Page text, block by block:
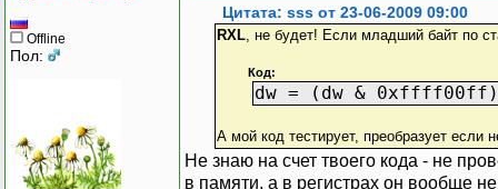
Offline
Пол:
Цитата: sss от 23-06-2009 09:00
RXL, не будет! Если младший байт по
Код:
dw = (dw &
А мой код тестирует, преобразует
Не знаю на счет твоего кода - не
в памяти, а в регистрах он вообще